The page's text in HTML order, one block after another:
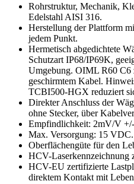
Rohrstruktur, Mechanik,
Edelstahl AISI 316.
Herstellung der Plattform
jedem Punkt.
Hermetisch abgedichtete
Schutzart IP68/IP69K,
Umgebung. OIML R60 C6
geschirmtem Kabel.
TCBI500-HGX reduziert
Direkter Anschluss der
ohne Stecker, über
Empfindlichkeit: 2mV/V
Max. Versorgung: 15 VDC.
Oberflächengüte für den
HCV-Laserkennzeichnung
HCV-EU zertifizierte
direktem Kontakt mit